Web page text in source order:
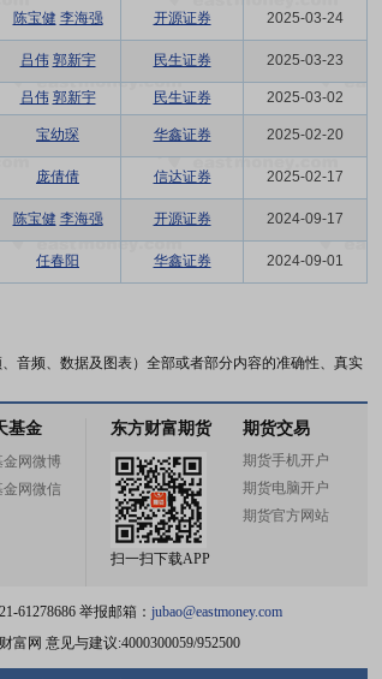
陈宝健 李海强 开源证券 2025-03-24
吕伟 郭新宇 民生证券 2025-03-23
吕伟 郭新宇 民生证券 2025-03-02
宝幼琛 华鑫证券 2025-02-20
庞倩倩 信达证券 2025-02-17
陈宝健 李海强 开源证券 2024-09-17
任春阳 华鑫证券 2024-09-01
音频、数据及图表）全部或者部分内容的准确性、真实
基金
金网微博
金网微信
东方财富期货
扫一扫下载APP
期货交易
期货手机开户
期货电脑开户
期货官方网站
61278686 举报邮箱： jubao@eastmoney.com
富网 意见与建议:4000300059/952500